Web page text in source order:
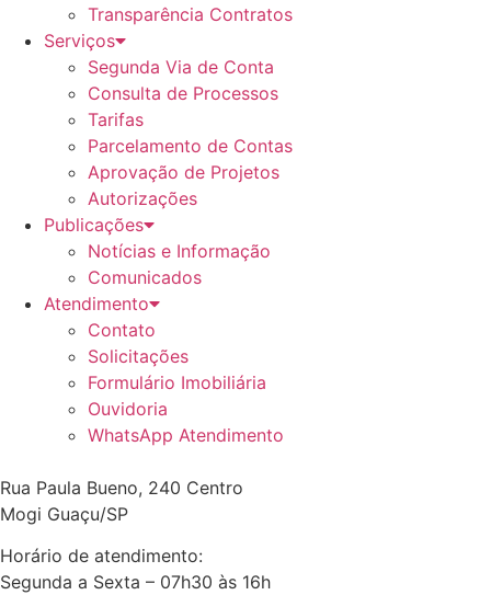
Transparência Contratos
Serviços
Segunda Via de Conta
Consulta de Processos
Tarifas
Parcelamento de Contas
Aprovação de Projetos
Autorizações
Publicações
Notícias e Informação
Comunicados
Atendimento
Contato
Solicitações
Formulário Imobiliária
Ouvidoria
WhatsApp Atendimento
Rua Paula Bueno, 240 Centro
Mogi Guaçu/SP
Horário de atendimento:
Segunda a Sexta – 07h30 às 16h